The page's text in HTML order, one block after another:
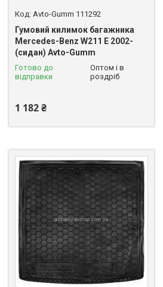
Avto-Gumm 111292
Гумовий килимок багажника
Mercedes-Benz W211 E 2002-
(сидан) Avto-Gumm
Готово до
відправки
Оптом і в
роздріб
1 182 ₴